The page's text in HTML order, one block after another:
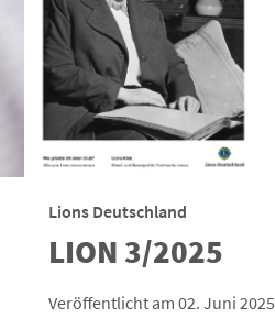
Lions Deutschland
LION 3/2025
Veröffentlicht am 02. Juni 2025